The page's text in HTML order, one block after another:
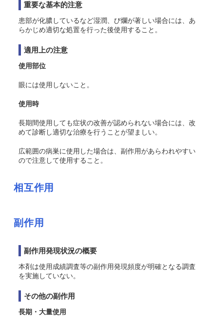
重要な基本的注意
患部が化膿しているなど湿潤、び爛が著しい場合には、あ
らかじめ適切な処置を行った後使用すること。
適用上の注意
使用部位
眼には使用しないこと。
使用時
長期間使用しても症状の改善が認められない場合には、改
めて診断し適切な治療を行うことが望ましい。
広範囲の病巣に使用した場合は、副作用があらわれやすい
ので注意して使用すること。
相互作用
副作用
副作用発現状況の概要
本剤は使用成績調査等の副作用発現頻度が明確となる調査
を実施していない。
その他の副作用
長期・大量使用